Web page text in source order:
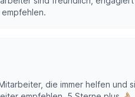
die immer helfen und